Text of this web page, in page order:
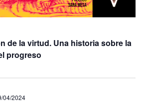
de la virtud. Una historia sobre la
progreso
04/2024